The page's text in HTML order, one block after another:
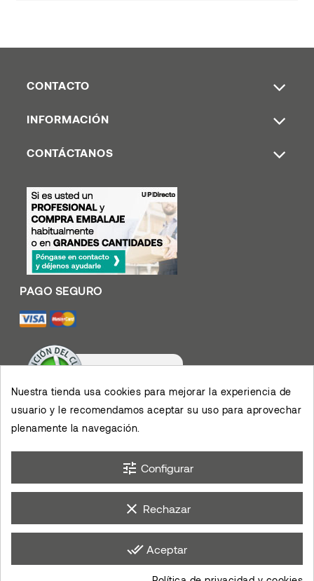
CONTACTO
INFORMACIÓN
CONTÁCTANOS
×
Valoración De Clientes
Muy contento con el
servicio y los productos,
agradezco su eficiencia.
Opinión De Clientes
Nuestra tienda usa cookies para mejorar la experiencia de
usuario y le recomendamos aceptar su uso para aprovechar
plenamente la navegación.
tune Configurar
clear Rechazar
done_all Aceptar